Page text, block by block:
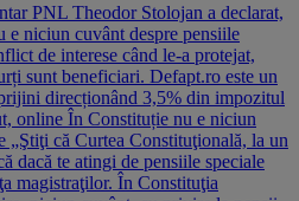
PNL Theodor Stolojan a declarat,
niciun cuvânt despre pensiile
de interese când le-a protejat,
sunt beneficiari. Defapt.ro este un
direcționând 3,5% din impozitul
online În Constituție nu e niciun
„Ştiţi că Curtea Constituţională, la un
dacă te atingi de pensiile speciale
magistraţilor. În Constituţia